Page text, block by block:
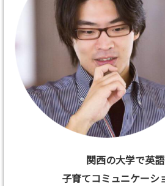
関西の大学で英
子育てコミュニケーシ